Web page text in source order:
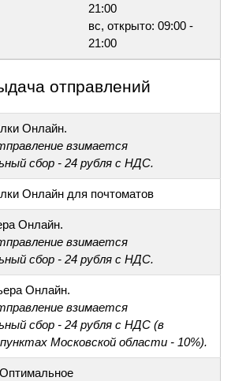
21:00
вс, открыто: 09:00 -
21:00
отправлений
Онлайн.
взимается
сбор - 24 рубля с НДС.
Онлайн для почтоматов
Онлайн.
взимается
сбор - 24 рубля с НДС.
Онлайн.
взимается
сбор - 24 рубля с НДС (в
Московской области - 10%).